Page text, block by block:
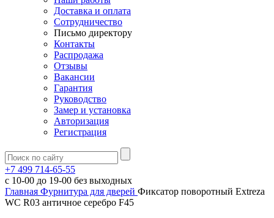
Доставка и оплата
Сотрудничество
Письмо директору
Контакты
Распродажа
Отзывы
Вакансии
Гарантия
Руководство
Замер и установка
Авторизация
Регистрация
+7 499 714-65-55
с 10-00 до 19-00 без выходных
Главная Фурнитура для дверей Фиксатор поворотный Extreza
WC R03 античное серебро F45